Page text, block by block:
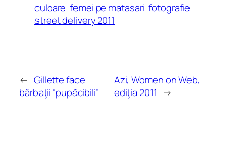
culoare femei pe matasari fotografie
street delivery 2011
← Gillette face
bărbaţii “pupăcibili”
Azi, Women on Web,
ediţia 2011 →